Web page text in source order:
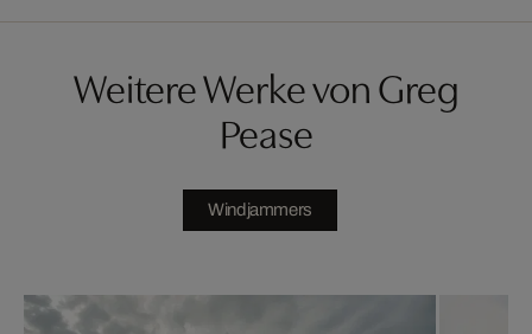
Weitere Werke von Greg
Pease
Windjammers